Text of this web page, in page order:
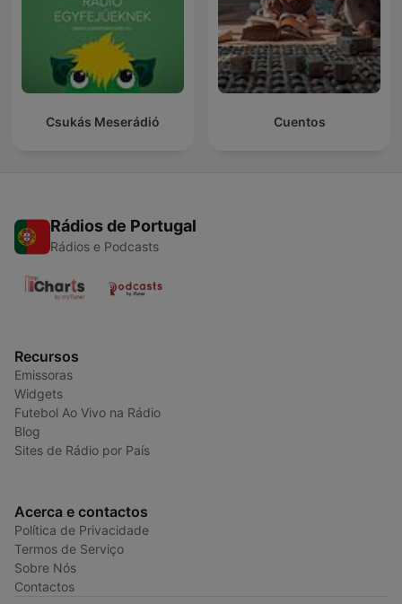
Csukás Meserádió Cuentos
Rádios de Portugal
Rádios e Podcasts
Recursos
Emissoras
Widgets
Futebol Ao Vivo na Rádio
Blog
Sites de Rádio por País
Acerca e contactos
Política de Privacidade
Termos de Serviço
Sobre Nós
Contactos